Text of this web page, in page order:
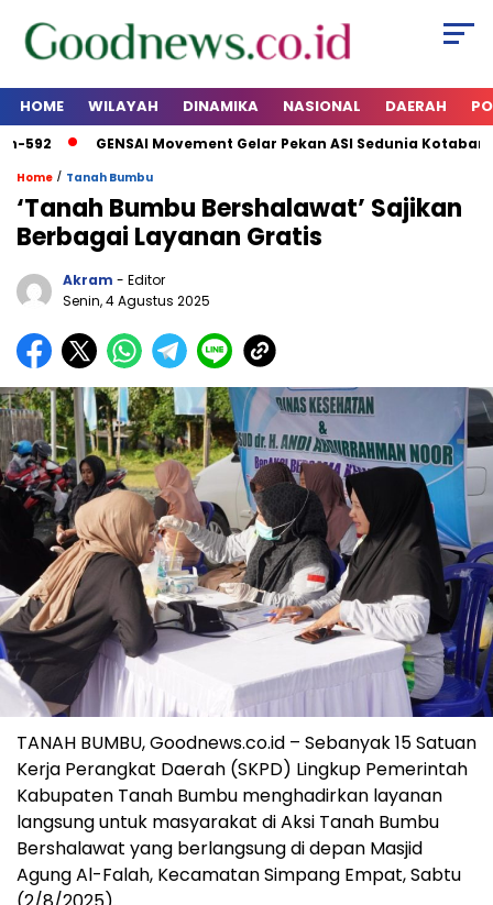
HOME WILAYAH DINAMIKA NASIONAL DAERAH
592 GENSAI Movement Gelar Pekan ASI Sedunia Kotabaru
Home / Tanah Bumbu
‘Tanah Bumbu Bershalawat’ Sajikan
Berbagai Layanan Gratis
Akram - Editor
Senin, 4 Agustus 2025
TANAH BUMBU, Goodnews.co.id – Sebanyak 15 Satuan
Kerja Perangkat Daerah (SKPD) Lingkup Pemerintah
Kabupaten Tanah Bumbu menghadirkan layanan
langsung untuk masyarakat di Aksi Tanah Bumbu
Bershalawat yang berlangsung di depan Masjid
Agung Al-Falah, Kecamatan Simpang Empat, Sabtu